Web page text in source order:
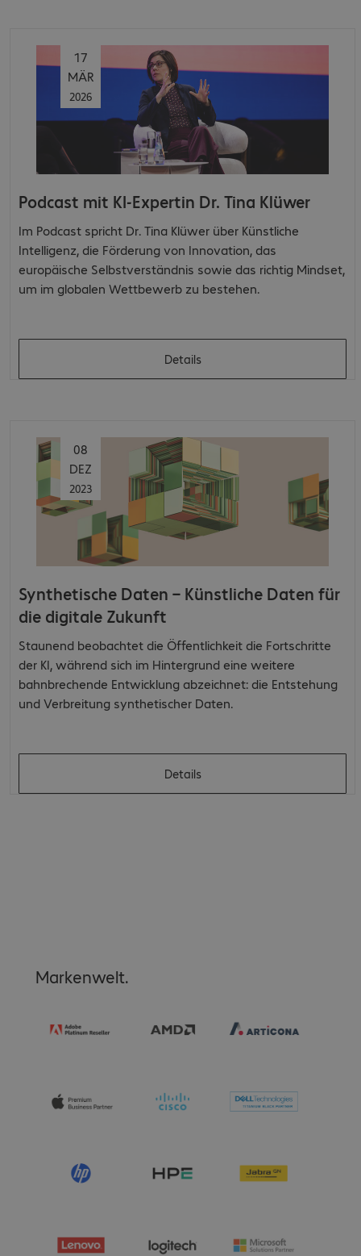
17
MÄR
2026
Podcast mit KI-Expertin Dr. Tina Klüwer
Im Podcast spricht Dr. Tina Klüwer über Künstliche
Intelligenz, die Förderung von Innovation, das
europäische Selbstverständnis sowie das richtig Mindset,
um im globalen Wettbewerb zu bestehen.
Details
08
DEZ
2023
Synthetische Daten – Künstliche Daten für
die digitale Zukunft
Staunend beobachtet die Öffentlichkeit die Fortschritte
der KI, während sich im Hintergrund eine weitere
bahnbrechende Entwicklung abzeichnet: die Entstehung
und Verbreitung synthetischer Daten.
Details
Markenwelt.